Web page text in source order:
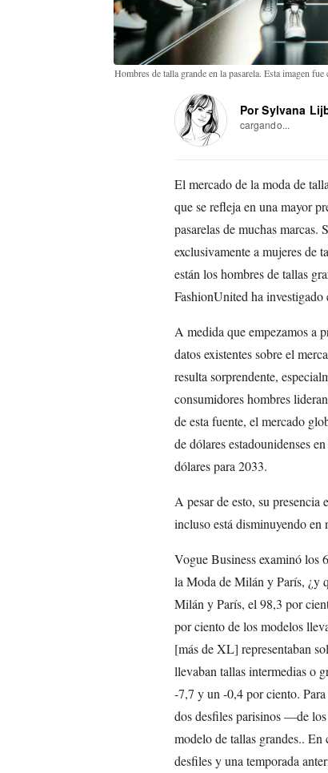
Hombres de talla grande en la pasarela. Esta imagen
Por Sylvana
cargando...
El mercado de la moda de
que se refleja en una mayor
pasarelas de muchas marcas.
exclusivamente a mujeres de
están los hombres de tallas
FashionUnited ha investigado
A medida que empezamos a
datos existentes sobre el
resulta sorprendente,
consumidores hombres
de esta fuente, el mercado
de dólares estadounidenses
dólares para 2033.
A pesar de esto, su presencia
incluso está disminuyendo en
Vogue Business examinó los
la Moda de Milán y París, ¿y
Milán y París, el 98,3 por
por ciento de los modelos
[más de XL] representaban
llevaban tallas intermedias o
-7,7 y un -0,4 por ciento.
dos desfiles parisinos —de
modelo de tallas grandes..
desfiles y una temporada